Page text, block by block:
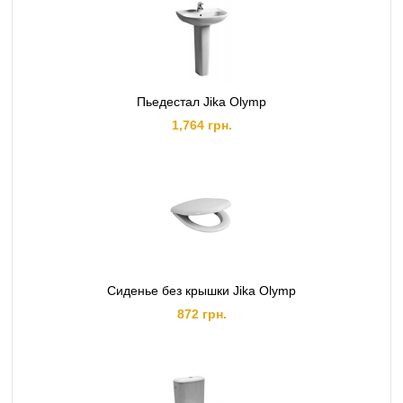
Пьедестал Jika Olymp
1,764 грн.
Сиденье без крышки Jika Olymp
872 грн.